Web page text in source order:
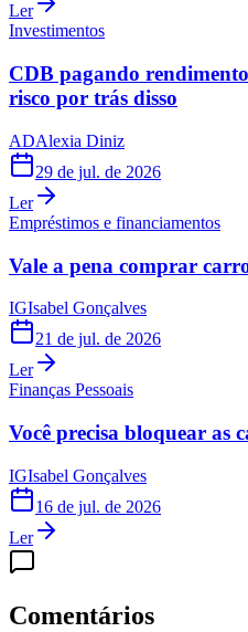
Ler
Investimentos
CDB pagando
risco por trás disso
ADAlexia Diniz
29 de jul. de 2026
Ler
Empréstimos e financiamentos
Vale a pena comprar
IGIsabel Gonçalves
21 de jul. de 2026
Ler
Finanças Pessoais
Você precisa bloquear as
IGIsabel Gonçalves
16 de jul. de 2026
Ler
Comentários